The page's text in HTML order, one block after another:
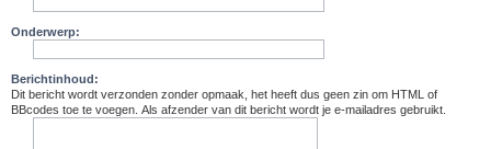
Onderwerp:
Berichtinhoud:
Dit bericht wordt verzonden zonder opmaak, het heeft dus geen zin om HTML of
BBcodes toe te voegen. Als afzender van dit bericht wordt je e-mailadres gebruikt.